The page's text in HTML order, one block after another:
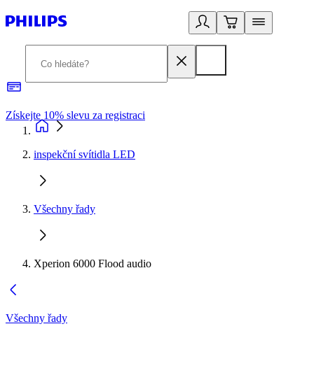
Získejte 10% slevu za registraci
inspekční svítidla LED
Všechny řady
Xperion 6000 Flood audio
Všechny řady